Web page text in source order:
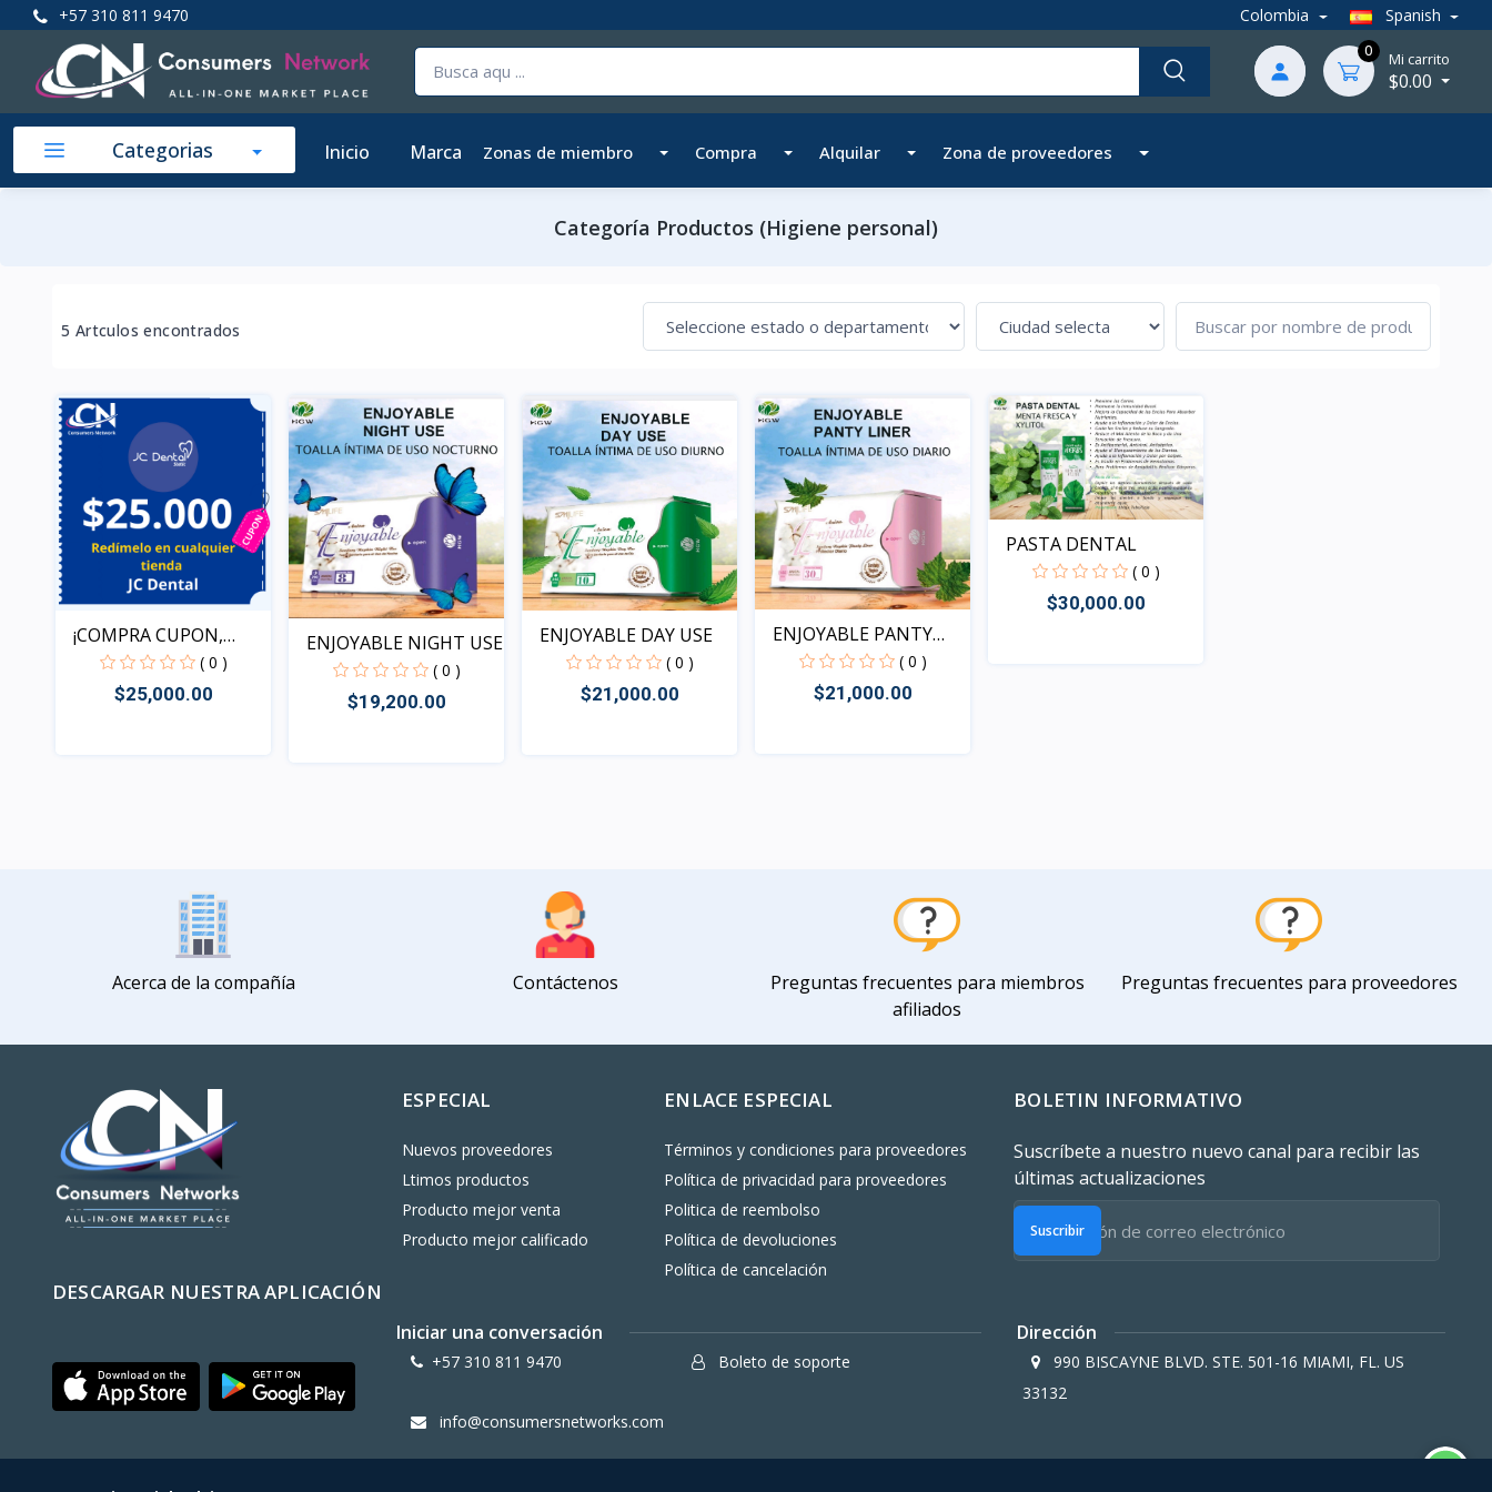
+57 310 811 9470 Colombia Spanish
0 Mi carrito
$0.00
Categorias Inicio Marca Zonas de miembro Compra Alquilar Zona de proveedores
Categoría Productos (Higiene personal)
5 Artculos encontrados
¡COMPRA CUPON,
REDIME T...
( 0 )
$25,000.00
ENJOYABLE NIGHT USE
( 0 )
$19,200.00
ENJOYABLE DAY USE
( 0 )
$21,000.00
ENJOYABLE PANTY
LINER
( 0 )
$21,000.00
PASTA DENTAL
( 0 )
$30,000.00
Acerca de la compañía Contáctenos
Preguntas frecuentes para miembros
afiliados
Preguntas frecuentes para proveedores
DESCARGAR NUESTRA APLICACIÓN
ESPECIAL
Nuevos proveedores
Ltimos productos
Producto mejor venta
Producto mejor calificado
ENLACE ESPECIAL
Términos y condiciones para proveedores
Política de privacidad para proveedores
Politica de reembolso
Política de devoluciones
Política de cancelación
BOLETIN INFORMATIVO
Suscríbete a nuestro nuevo canal para recibir las
últimas actualizaciones
Suscribir
Iniciar una conversación
+57 310 811 9470 Boleto de soporte
info@consumersnetworks.com
Dirección
990 BISCAYNE BLVD. STE. 501-16 MIAMI, FL. US
33132